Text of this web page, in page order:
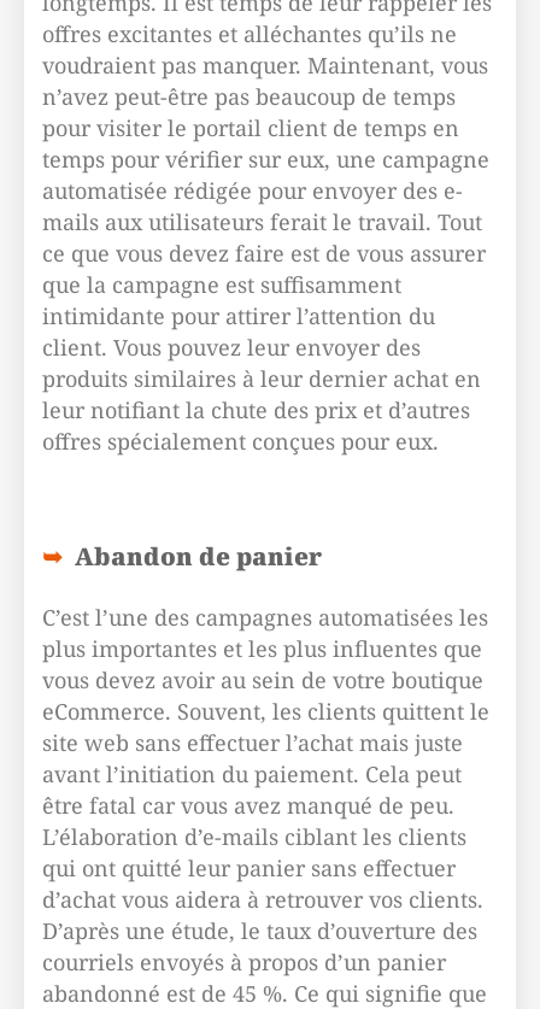
offres excitantes et alléchantes qu’ils ne
voudraient pas manquer. Maintenant, vous
n’avez peut-être pas beaucoup de temps
pour visiter le portail client de temps en
temps pour vérifier sur eux, une campagne
automatisée rédigée pour envoyer des e-
mails aux utilisateurs ferait le travail. Tout
ce que vous devez faire est de vous assurer
que la campagne est suffisamment
intimidante pour attirer l’attention du
client. Vous pouvez leur envoyer des
produits similaires à leur dernier achat en
leur notifiant la chute des prix et d’autres
offres spécialement conçues pour eux.
Abandon de panier
C’est l’une des campagnes automatisées les
plus importantes et les plus influentes que
vous devez avoir au sein de votre boutique
eCommerce. Souvent, les clients quittent le
site web sans effectuer l’achat mais juste
avant l’initiation du paiement. Cela peut
être fatal car vous avez manqué de peu.
L’élaboration d’e-mails ciblant les clients
qui ont quitté leur panier sans effectuer
d’achat vous aidera à retrouver vos clients.
D’après une étude, le taux d’ouverture des
courriels envoyés à propos d’un panier
abandonné est de 45 %. Ce qui signifie que